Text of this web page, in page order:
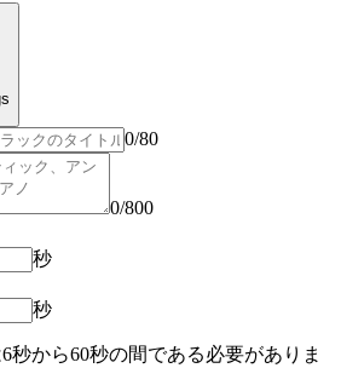
0/80
0/800
秒
秒
秒から60秒の間である必要がありま